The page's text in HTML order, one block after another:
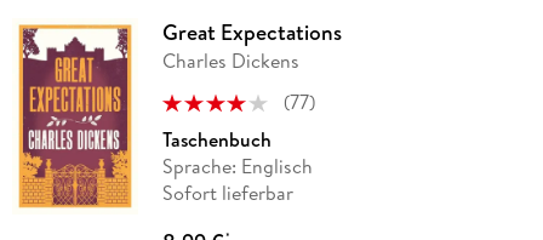
Great Expectations
Charles Dickens
(77)
Taschenbuch
Sprache: Englisch
Sofort lieferbar
*